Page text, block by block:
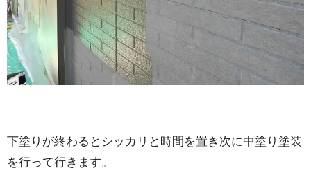
下塗りが終わるとシッカリと時間を置き次に中塗り塗装
を行って行きます。